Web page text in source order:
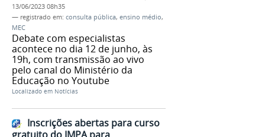
13/06/2023 08h35
— registrado em: consulta pública, ensino médio,
MEC
Debate com especialistas
acontece no dia 12 de junho, às
19h, com transmissão ao vivo
pelo canal do Ministério da
Educação no Youtube
Localizado em Notícias
Inscrições abertas para curso